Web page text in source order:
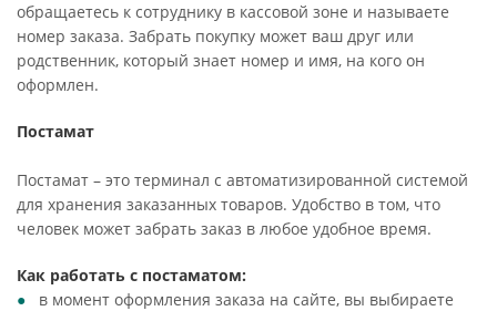
обращаетесь к сотруднику в кассовой зоне и называете
номер заказа. Забрать покупку может ваш друг или
родственник, который знает номер и имя, на кого он
оформлен.
Постамат
Постамат – это терминал с автоматизированной системой
для хранения заказанных товаров. Удобство в том, что
человек может забрать заказ в любое удобное время.
Как работать с постаматом:
в момент оформления заказа на сайте, вы выбираете